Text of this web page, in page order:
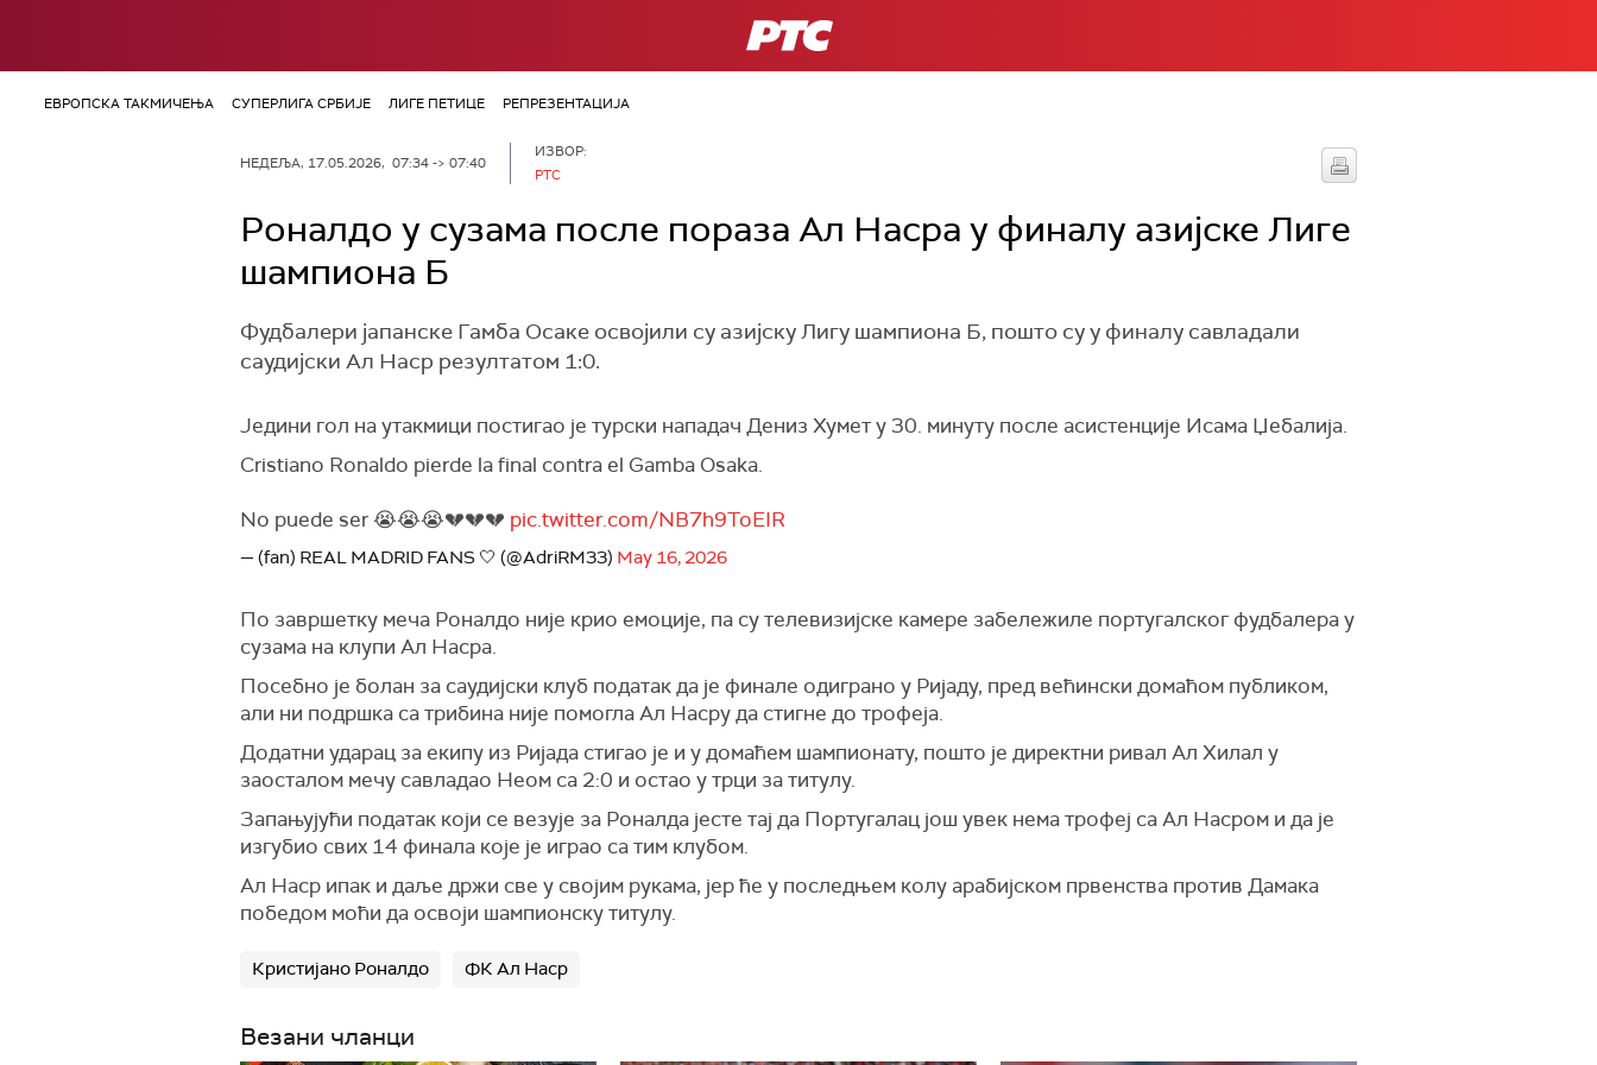
РТС
ЕВРОПСКА ТАКМИЧЕЊА СУПЕРЛИГА СРБИЈЕ ЛИГЕ ПЕТИЦЕ РЕПРЕЗЕНТАЦИЈА
НЕДЕЉА, 17.05.2026, 07:34 -> 07:40
ИЗВОР:
РТС
Роналдо у сузама после пораза Ал Насра у финалу азијске Лиге
шампиона Б
Фудбалери јапанске Гамба Осаке освојили су азијску Лигу шампиона Б, пошто су у финалу савладали
саудијски Ал Наср резултатом 1:0.
Једини гол на утакмици постигао је турски нападач Дениз Хумет у 30. минуту после асистенције Исама Џебалија.
Cristiano Ronaldo pierde la final contra el Gamba Osaka.
No puede ser 😭😭😭💔💔💔 pic.twitter.com/NB7h9ToEIR
— (fan) REAL MADRID FANS 🤍 (@AdriRM33) May 16, 2026
По завршетку меча Роналдо није крио емоције, па су телевизијске камере забележиле португалског фудбалера у
сузама на клупи Ал Насра.
Посебно је болан за саудијски клуб податак да је финале одиграно у Ријаду, пред већински домаћом публиком,
али ни подршка са трибина није помогла Ал Насру да стигне до трофеја.
Додатни ударац за екипу из Ријада стигао је и у домаћем шампионату, пошто је директни ривал Ал Хилал у
заосталом мечу савладао Неом са 2:0 и остао у трци за титулу.
Запањујући податак који се везује за Роналда јесте тај да Португалац још увек нема трофеј са Ал Насром и да је
изгубио свих 14 финала које је играо са тим клубом.
Ал Наср ипак и даље држи све у својим рукама, јер ће у последњем колу арабијском првенства против Дамака
победом моћи да освоји шампионску титулу.
Кристијано Роналдо ФК Ал Наср
Везани чланци